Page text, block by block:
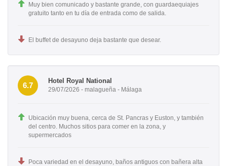
Muy bien comunicado y bastante grande, con guardaequiajes
gratuito tanto en tu día de entrada como de salida.
El buffet de desayuno deja bastante que desear.
6.7
Hotel Royal National
29/07/2026 - malagueña - Málaga
Ubicación muy buena, cerca de St. Pancras y Euston, y también
del centro. Muchos sitios para comer en la zona, y
supermercados
Poca variedad en el desayuno, baños antiguos con bañera alta